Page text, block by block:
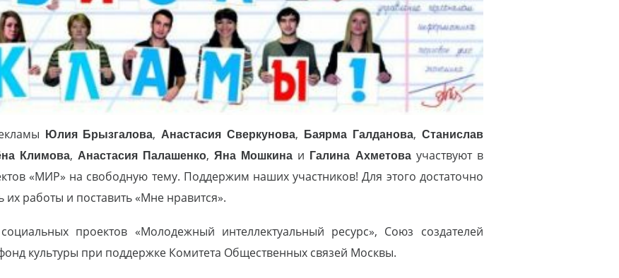
Юлия Брызгалова,Анастасия Сверкунова, Баярма Галданова, Станислав
Климова, Анастасия Палашенко,Яна Мошкина и Галина Ахметоваучаствуют в
«МИР» на свободную тему. Поддержим наших участников! Для этого достаточно
их работы и поставить «Мне нравится».
проектов «Молодежный интеллектуальный ресурс», Союз создателей
культуры при поддержке Комитета Общественных связей Москвы.